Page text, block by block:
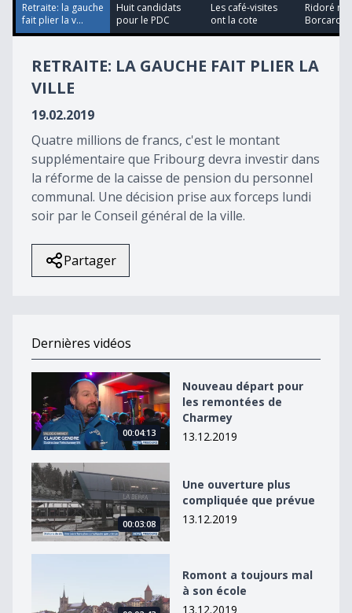
12
seconds
Retraite: la gauche
fait plier la v...
Huit candidats
pour le PDC
Les café-visites
ont la cote
Ridoré
Borcard
RETRAITE: LA GAUCHE FAIT PLIER LA
VILLE
19.02.2019
Quatre millions de francs, c'est le montant
supplémentaire que Fribourg devra investir dans
la réforme de la caisse de pension du personnel
communal. Une décision prise aux forceps lundi
soir par le Conseil général de la ville.
Partager
Dernières vidéos
Nouveau départ pour les remontées de Charmey
00:04:13
Nouveau départ pour
les remontées de
Charmey
13.12.2019
Une ouverture plus compliquée que prévue
00:03:08
Une ouverture plus
compliquée que prévue
13.12.2019
Romont a toujours mal
à son école
13.12.2019